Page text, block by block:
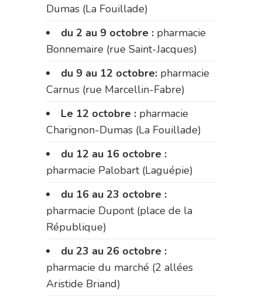
Dumas (La Fouillade)
du 2 au 9 octobre : pharmacie
Bonnemaire (rue Saint-Jacques)
du 9 au 12 octobre: pharmacie
Carnus (rue Marcellin-Fabre)
Le 12 octobre : pharmacie
Charignon-Dumas (La Fouillade)
du 12 au 16 octobre :
pharmacie Palobart (Laguépie)
du 16 au 23 octobre :
pharmacie Dupont (place de la
République)
du 23 au 26 octobre :
pharmacie du marché (2 allées
Aristide Briand)